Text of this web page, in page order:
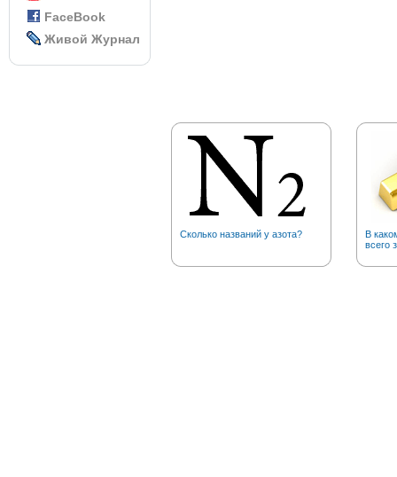
FaceBook
Живой Журнал
Сколько названий у азота?
В
всего